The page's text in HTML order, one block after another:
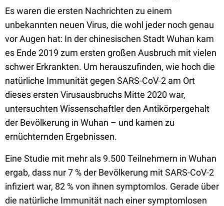
Es waren die ersten Nachrichten zu einem
unbekannten neuen Virus, die wohl jeder noch genau
vor Augen hat: In der chinesischen Stadt Wuhan kam
es Ende 2019 zum ersten großen Ausbruch mit vielen
schwer Erkrankten. Um herauszufinden, wie hoch die
natürliche Immunität gegen SARS-CoV-2 am Ort
dieses ersten Virusausbruchs Mitte 2020 war,
untersuchten Wissenschaftler den Antikörpergehalt
der Bevölkerung in Wuhan – und kamen zu
ernüchternden Ergebnissen.
Eine Studie mit mehr als 9.500 Teilnehmern in Wuhan
ergab, dass nur 7 % der Bevölkerung mit SARS-CoV-2
infiziert war, 82 % von ihnen symptomlos. Gerade über
die natürliche Immunität nach einer symptomlosen